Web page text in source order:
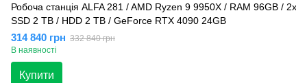
Робоча станція ALFA 281 / AMD Ryzen 9 9950X / RAM 96GB / 2x
SSD 2 TB / HDD 2 TB / GeForce RTX 4090 24GB
314 840 грн 332 840 грн
В наявності
Купити